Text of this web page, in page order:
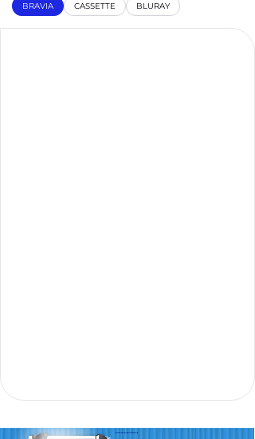
BRAVIA CASSETTE BLURAY